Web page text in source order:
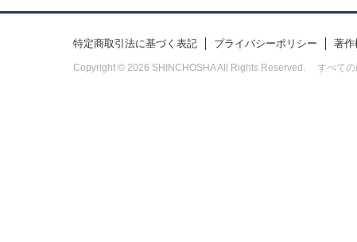
特定商取引法に基づく表記 プライバシーポリシー 著作
Copyright © 2026 SHINCHOSHA All Rights Reserved. すべての